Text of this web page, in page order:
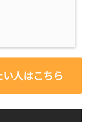
い人はこちら